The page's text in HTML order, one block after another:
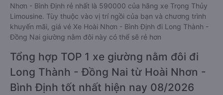
Nhơn - Bình Định rẻ nhất là 590000 của hãng xe Trọng Thủy
Limousine. Tùy thuộc vào vị trí ngồi của bạn và chương trình
khuyến mãi, giá vé Xe Hoài Nhơn - Bình Định đi Long Thành -
Đồng Nai giường nằm đôi này có thể sẽ rẻ hơn
Tổng hợp TOP 1 xe giường nằm đôi đi
Long Thành - Đồng Nai từ Hoài Nhơn -
Bình Định tốt nhất hiện nay 08/2026